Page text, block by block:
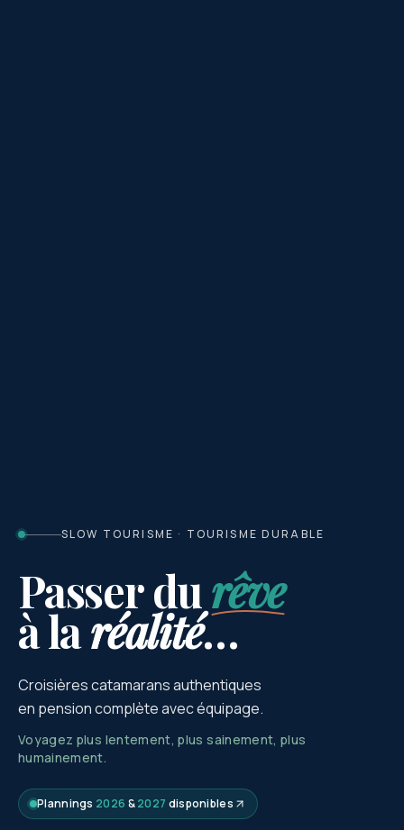
SLOW TOURISME · TOURISME DURABLE
Passer durêve
à laréalité…
Croisières catamarans authentiques
en pension complète avec équipage.
Voyagez plus lentement, plus sainement, plus
humainement.
Plannings 2026 &2027 disponibles